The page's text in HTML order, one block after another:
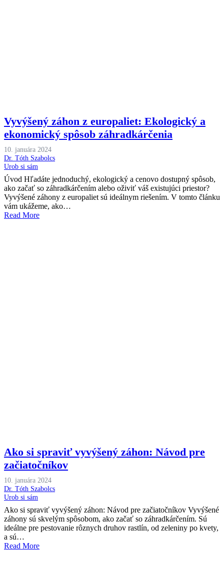
Vyvýšený záhon z europaliet: Ekologický a
ekonomický spôsob záhradkárčenia
10. januára 2024
Dr. Tóth Szabolcs
Urob si sám
Úvod Hľadáte jednoduchý, ekologický a cenovo dostupný spôsob,
ako začať so záhradkárčením alebo oživiť váš existujúci priestor?
Vyvýšené záhony z europaliet sú ideálnym riešením. V tomto článku
vám ukážeme, ako…
Read More
Ako si spraviť vyvýšený záhon: Návod pre
začiatočníkov
10. januára 2024
Dr. Tóth Szabolcs
Urob si sám
Ako si spraviť vyvýšený záhon: Návod pre začiatočníkov Vyvýšené
záhony sú skvelým spôsobom, ako začať so záhradkárčením. Sú
ideálne pre pestovanie rôznych druhov rastlín, od zeleniny po kvety,
a sú…
Read More